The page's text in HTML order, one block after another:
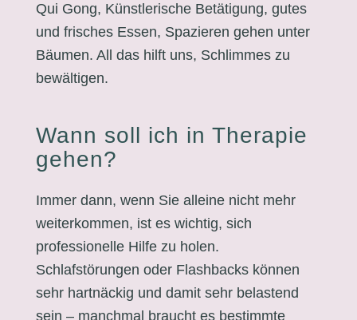
Qui Gong, Künstlerische Betätigung, gutes
und frisches Essen, Spazieren gehen unter
Bäumen. All das hilft uns, Schlimmes zu
bewältigen.
Wann soll ich in Therapie
gehen?
Immer dann, wenn Sie alleine nicht mehr
weiterkommen, ist es wichtig, sich
professionelle Hilfe zu holen.
Schlafstörungen oder Flashbacks können
sehr hartnäckig und damit sehr belastend
sein – manchmal braucht es bestimmte